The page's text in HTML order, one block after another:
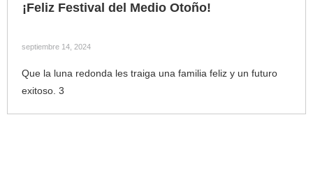
¡Feliz Festival del Medio Otoño!
septiembre 14, 2024
Que la luna redonda les traiga una familia feliz y un futuro
exitoso. 3